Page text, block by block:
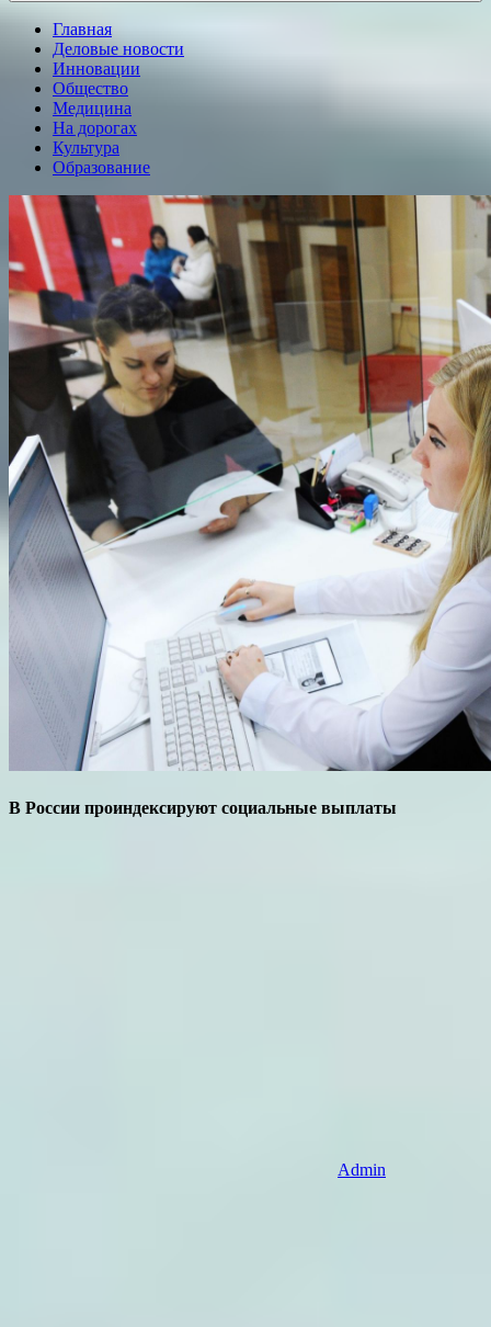
Главная
Деловые новости
Инновации
Общество
Медицина
На дорогах
Культура
Образование
В России проиндексируют социальные выплаты
Admin